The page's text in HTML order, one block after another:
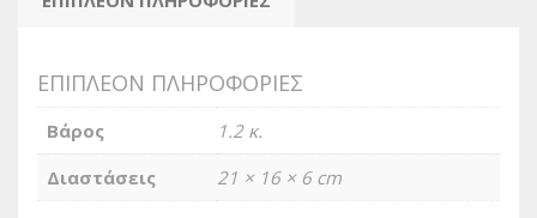
ΕΠΙΠΛΈΟΝ ΠΛΗΡΟΦΟΡΊΕΣ
Βάρος
1.2 κ.
Διαστάσεις
21 × 16 × 6 cm